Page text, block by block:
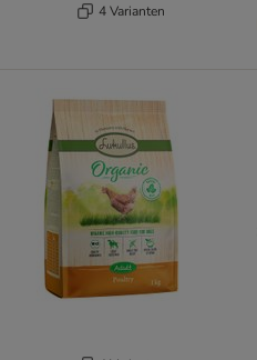
4 Varianten